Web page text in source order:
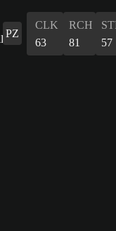
PZ
CLK
63
RCH
81
57